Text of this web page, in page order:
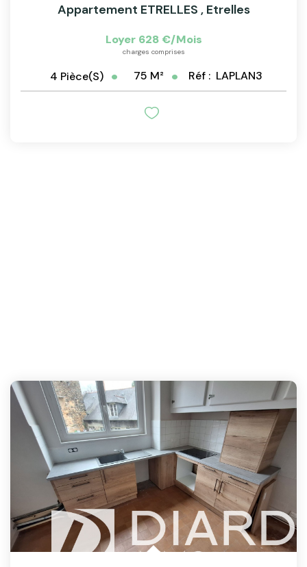
Appartement ETRELLES , Etrelles
Loyer 628 €/mois
charges comprises
4 Pièce(s) 75 M² Réf : LAPLAN3